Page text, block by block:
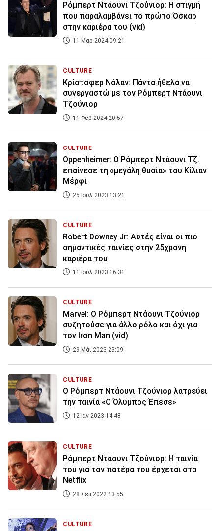
Ρόμπερτ Ντάουνι Τζούνιορ: Η στιγμή
που παραλαμβάνει το πρώτο Όσκαρ
στην καριέρα του (vid)
11 Μαρ 2024 09:21
CULTURE
Κρίστοφερ Νόλαν: Πάντα ήθελα να
συνεργαστώ με τον Ρόμπερτ Ντάουνι
Τζούνιορ
11 Φεβ 2024 20:57
CULTURE
Oppenheimer: Ο Ρόμπερτ Ντάουνι Τζ.
επαίνεσε τη «μεγάλη θυσία» του Κίλιαν
Μέρφι
25 Ιουλ 2023 13:21
CULTURE
Robert Downey Jr: Αυτές είναι οι πιο
σημαντικές ταινίες στην 25χρονη
καριέρα του
11 Ιουλ 2023 16:31
CULTURE
Marvel: Ο Ρόμπερτ Ντάουνι Τζούνιορ
συζητούσε για άλλο ρόλο και όχι για
τον Iron Man (vid)
29 Μάι 2023 23:09
CULTURE
Ο Ρόμπερτ Ντάουνι Τζούνιορ λατρεύει
την ταινία «Ο Όλυμπος Έπεσε»
12 Ιαν 2023 14:48
CULTURE
Ρόμπερτ Ντάουνι Τζούνιορ: Η ταινία
του για τον πατέρα του έρχεται στο
Netflix
28 Σεπ 2022 13:55
CULTURE